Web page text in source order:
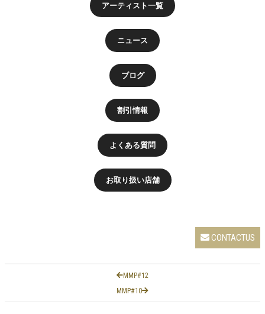
アーティスト一覧
ニュース
ブログ
割引情報
よくある質問
お取り扱い店舗
CONTACTUS
MMP#10
MMP#12